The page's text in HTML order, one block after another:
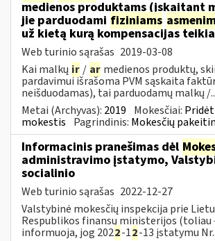
medienos produktams (įskaitant
jie parduodami fiziniams
už kietą kurą kompensacijas teikia
Web turinio sąrašas 2019-03-08
Kai malkų ir / ar medienos produktų,
pardavimui išrašoma PVM sąskaita
neišduodamas), tai parduodamų malkų /
Metai (Archyvas): 2019 Mokesčiai:
mokestis Pagrindinis: Mokesčių
Informacinis pranešimas dėl
administravimo įstatymo,
socialinio
Web turinio sąrašas 2022-12-27
Valstybinė mokesčių inspekcija prie
Respublikos finansų ministerijos (toliau
informuoja, jog 2022-12-13 įstatymu